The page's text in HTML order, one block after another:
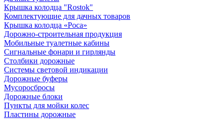
Крышка колодца "Rostok"
Комплектующие для дачных товаров
Крышка колодца «Роса»
Дорожно-строительная продукция
Мобильные туалетные кабины
Сигнальные фонари и гирлянды
Столбики дорожные
Системы световой индикации
Дорожные буферы
Мусоросбросы
Дорожные блоки
Пункты для мойки колес
Пластины дорожные